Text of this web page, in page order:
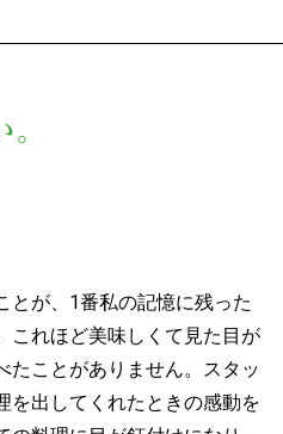
とが、1番私の記憶に残った
これほど美味しくて見た目が
たことがありません。スタッ
を出してくれたときの感動を